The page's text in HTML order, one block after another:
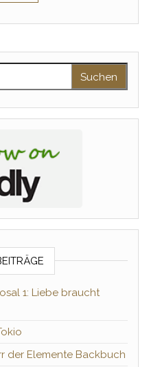
1: Liebe braucht
der Elemente Backbuch